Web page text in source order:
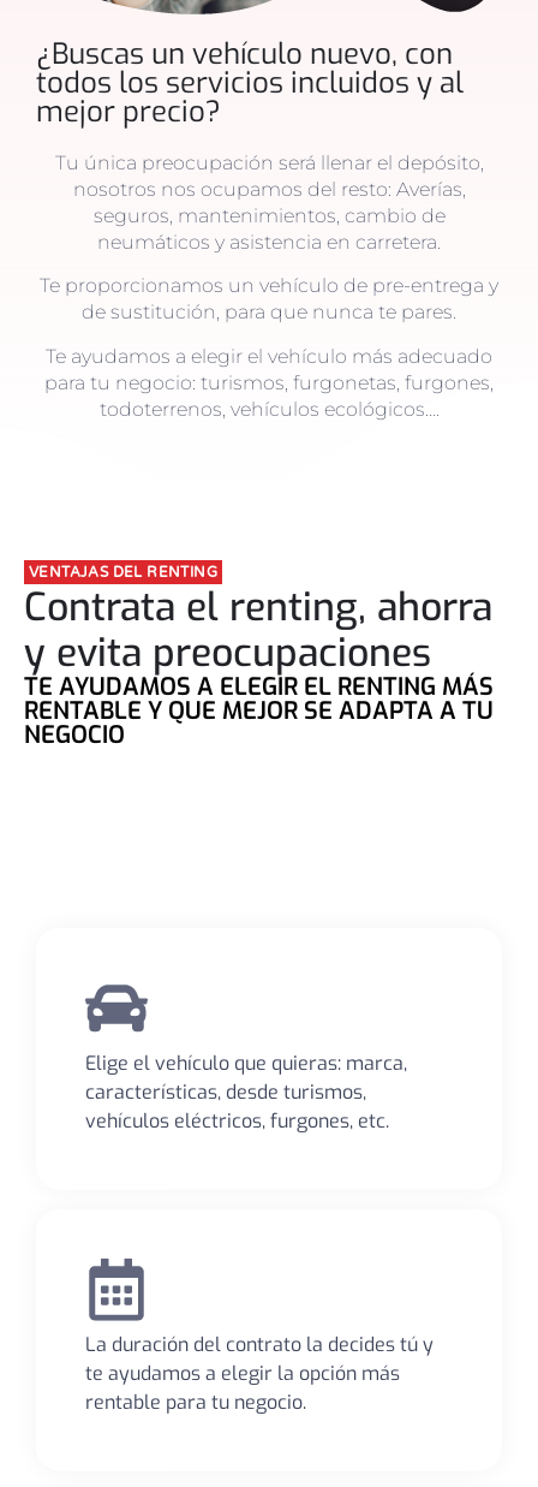
¿Buscas un vehículo nuevo, con
todos los servicios incluidos y al
mejor precio?
Tu única preocupación será llenar el depósito,
nosotros nos ocupamos del resto: Averías,
seguros, mantenimientos, cambio de
neumáticos y asistencia en carretera.
Te proporcionamos un vehículo de pre-entrega y
de sustitución, para que nunca te pares.
Te ayudamos a elegir el vehículo más adecuado
para tu negocio: turismos, furgonetas, furgones,
todoterrenos, vehículos ecológicos….
VENTAJAS DEL RENTING
Contrata el renting, ahorra
y evita preocupaciones
TE AYUDAMOS A ELEGIR EL RENTING MÁS
RENTABLE Y QUE MEJOR SE ADAPTA A TU
NEGOCIO
Elige el vehículo que quieras: marca,
características, desde turismos,
vehículos eléctricos, furgones, etc.
La duración del contrato la decides tú y
te ayudamos a elegir la opción más
rentable para tu negocio.